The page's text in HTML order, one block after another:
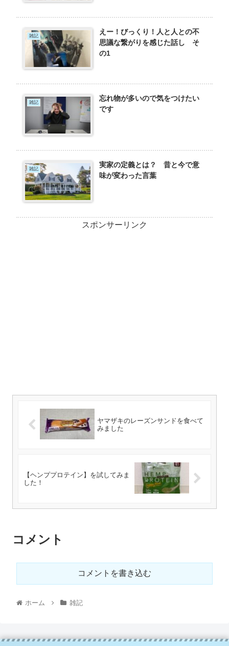
雑記
えー！びっくり！人と人との不
思議な繋がりを感じた話し そ
の1
雑記
忘れ物が多いので気をつけたい
です
雑記
実家の定義とは？ 昔と今で意
味が変わった言葉
スポンサーリンク
ヤマザキのレーズンサンドを食べて
みました
【ヘンププロテイン】を試してみま
した！
コメント
コメントを書き込む
ホーム 雑記